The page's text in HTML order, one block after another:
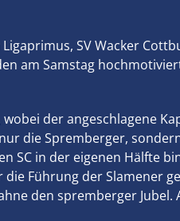
SV Wacker
am Samstag
der angeschlagene
die Spremberger,
SC in der eigenen Hälfte
Führung der Slamener
den spremberger